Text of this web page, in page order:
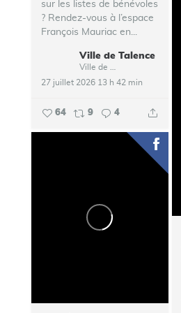
sur les listes de bénévoles
? Rendez-vous à l’espace
François Mauriac en...
Ville de Talence
27 juillet 2026 13 h 42 min
64 9 4